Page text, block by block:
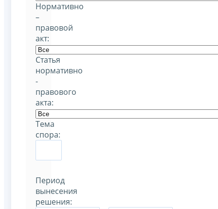
Нормативно
–
правовой
акт:
Статья
нормативно
-
правового
акта:
Тема
спора:
Период
вынесения
решения: